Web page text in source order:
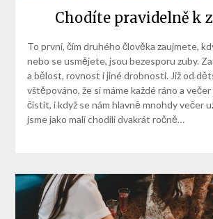
Chodíte pravidelně k
To první, čím druhého člověka zaujmete,
nebo se usmějete, jsou bezesporu zuby.
a bělost, rovnost i jiné drobnosti. Již od
vštěpováno, že si máme každé ráno a
čistit, i když se nám hlavně mnohdy večer
jsme jako malí chodili dvakrát ročně…